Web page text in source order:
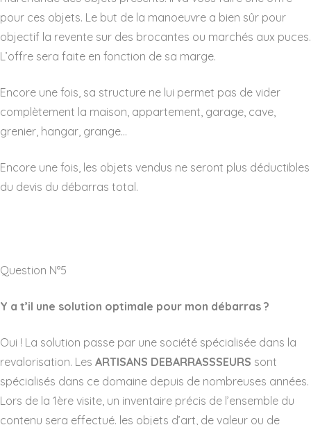
pour ces objets. Le but de la manoeuvre a bien sûr pour
objectif la revente sur des brocantes ou marchés aux puces.
L’offre sera faite en fonction de sa marge.
Encore une fois, sa structure ne lui permet pas de vider
complètement la maison, appartement, garage, cave,
grenier, hangar, grange…
Encore une fois, les objets vendus ne seront plus déductibles
du devis du débarras total.
Question N°5
Y a t’il une solution optimale pour mon débarras ?
Oui ! La solution passe par une société spécialisée dans la
revalorisation. Les ARTISANS DEBARRASSSEURS sont
spécialisés dans ce domaine depuis de nombreuses années.
Lors de la 1ère visite, un inventaire précis de l’ensemble du
contenu sera effectué. les objets d’art, de valeur ou de